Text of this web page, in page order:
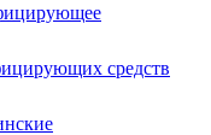
средств